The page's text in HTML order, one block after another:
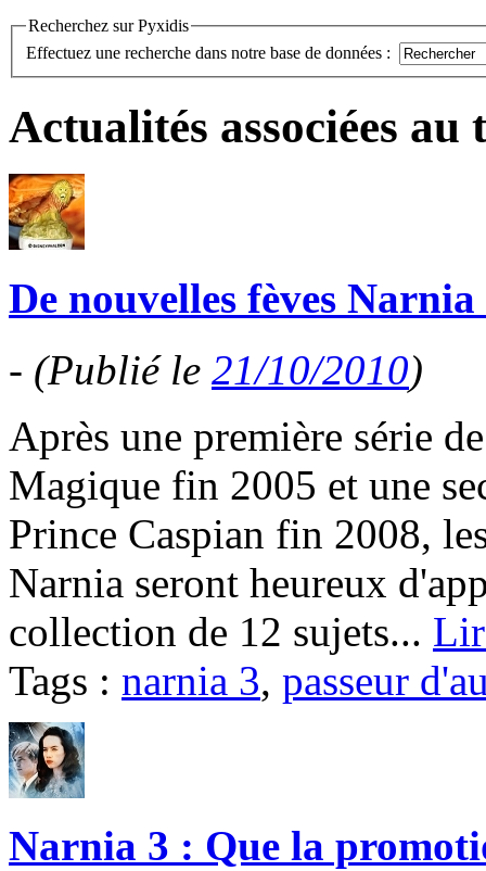
Recherchez sur Pyxidis
Effectuez une recherche dans notre base de données :
Actualités associées au
De nouvelles fèves
- (Publié le 21/10/2010)
Après une première série
Magique fin 2005 et une
Prince Caspian fin 2008,
Narnia seront heureux
collection de 12 sujets...
Tags : narnia 3, passeur
Narnia 3 : Que la